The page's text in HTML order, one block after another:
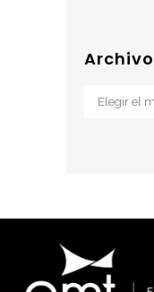
Archivos